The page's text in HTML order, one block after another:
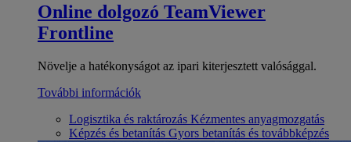
Online dolgozó TeamViewer
Frontline
Növelje a hatékonyságot az ipari kiterjesztett valósággal.
További információk
Logisztika és raktározás Kézmentes anyagmozgatás
Képzés és betanítás Gyors betanítás és továbbképzés